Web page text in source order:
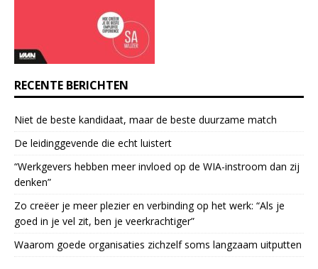
.
l
e
a
s
e
l
a
v
RECENTE BERICHTEN
Niet de beste kandidaat, maar de beste duurzame match
De leidinggevende die echt luistert
“Werkgevers hebben meer invloed op de WIA-instroom dan zij
denken”
Zo creëer je meer plezier en verbinding op het werk: “Als je
goed in je vel zit, ben je veerkrach­tiger”
Waarom goede organisaties zichzelf soms langzaam uitputten